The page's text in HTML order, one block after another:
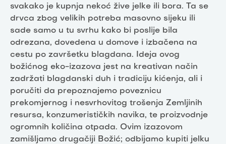
svakako je kupnja nekoć žive jelke ili bora. Ta se
drvca zbog velikih potreba masovno sijeku ili
sade samo u tu svrhu kako bi poslije bila
odrezana, dovedena u domove i izbačena na
cestu po završetku blagdana. Ideja ovog
božićnog eko-izazova jest na kreativan način
zadržati blagdanski duh i tradiciju kićenja, ali i
poručiti da prepoznajemo poveznicu
prekomjernog i nesvrhovitog trošenja Zemljinih
resursa, konzumerističkih navika, te proizvodnje
ogromnih količina otpada. Ovim izazovom
zamišljamo drugačiji Božić; odbijamo kupiti jelku